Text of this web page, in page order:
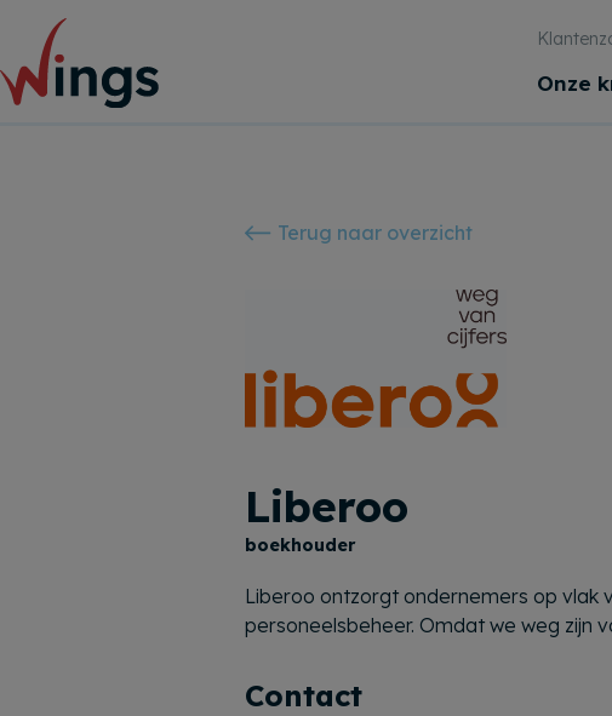
Onze
Terug naar overzicht
Liberoo
boekhouder
Liberoo ontzorgt ondernemers op vlak
personeelsbeheer. Omdat we weg zijn
Contact